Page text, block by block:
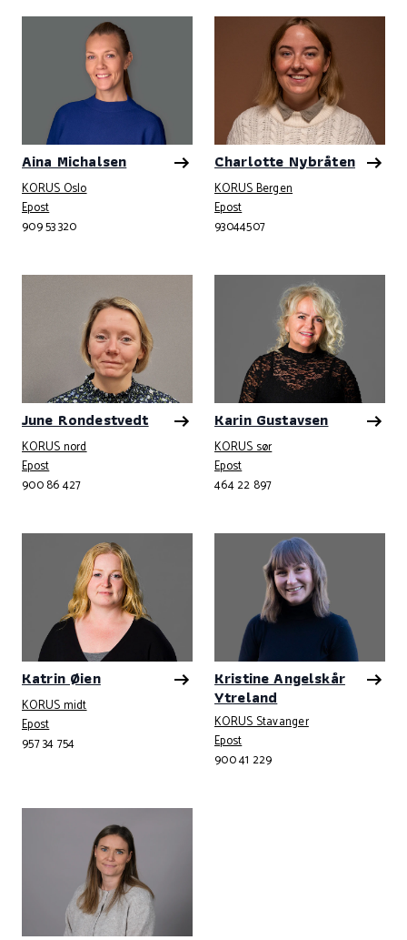
Aina Michalsen
KORUS Oslo
EpostTelefonnummer
909 53 320
Charlotte Nybråten
KORUS Bergen
EpostTelefonnummer
93044507
June Rondestvedt
KORUS nord
EpostTelefonnummer
900 86 427
Karin Gustavsen
KORUS sør
EpostTelefonnummer
464 22 897
Katrin Øien
KORUS midt
EpostTelefonnummer
957 34 754
Kristine Angelskår
Ytreland
KORUS Stavanger
EpostTelefonnummer
900 41 229